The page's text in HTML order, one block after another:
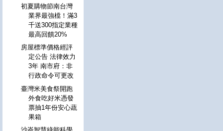
初夏購物節南台灣
業界最強檔！滿3
千送300指定業種
最高回饋20%
房屋標準價格經評
定公告 法律效力
3年 南市府：非
行政命令可更改
臺灣米美食祭開跑
外食吃好米憑發
票抽1年份安心蔬
果箱